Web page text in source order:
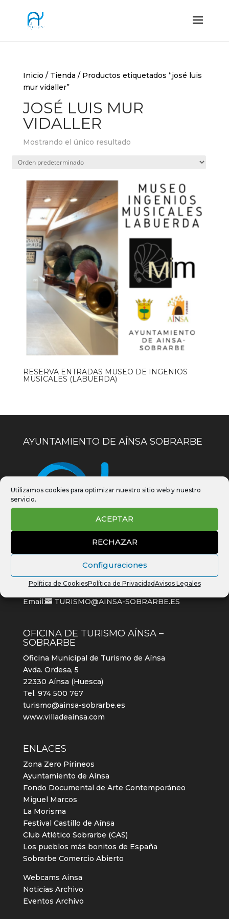
Utilizamos cookies para optimizar nuestro sitio web y nuestro
servicio.
ACEPTAR
RECHAZAR
Configuraciones
Política de CookiesPolítica de PrivacidadAvisos Legales
Inicio / Tienda / Productos etiquetados “josé luis
mur vidaller”
JOSÉ LUIS MUR
VIDALLER
Mostrando el único resultado
RESERVA ENTRADAS MUSEO DE INGENIOS
MUSICALES (LABUERDA)
AYUNTAMIENTO DE AÍNSA SOBRARBE
PLAZA MAYOR 1, 22330 AÍNSA HUESCA
ESPAÑA
Web:https://villadeainsa.com
Email:
TURISMO@AINSA-SOBRARBE.ES
OFICINA DE TURISMO AÍNSA –
SOBRARBE
Oficina Municipal de Turismo de Aínsa
Avda. Ordesa, 5
22330 Aínsa (Huesca)
Tel. 974 500 767
turismo@ainsa-sobrarbe.es
www.villadeainsa.com
ENLACES
Zona Zero Pirineos
Ayuntamiento de Aínsa
Fondo Documental de Arte Contemporáneo
Miguel Marcos
La Morisma
Festival Castillo de Aínsa
Club Atlético Sobrarbe (CAS)
Los pueblos más bonitos de España
Sobrarbe Comercio Abierto
Webcams Ainsa
Noticias Archivo
Eventos Archivo